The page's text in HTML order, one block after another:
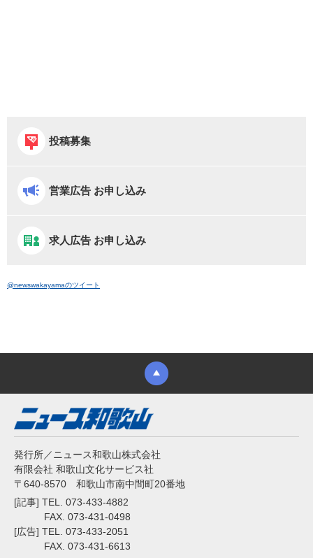
投稿募集
営業広告 お申し込み
求人広告 お申し込み
@newswakayamaのツイート
発行所／ニュース和歌山株式会社
有限会社 和歌山文化サービス社
〒640-8570 和歌山市南中間町20番地
[記事] TEL. 073-433-4882
FAX. 073-431-0498
[広告] TEL. 073-433-2051
FAX. 073-431-6613